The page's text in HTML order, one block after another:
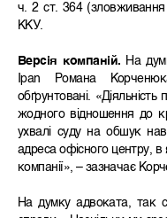
ч. 2 ст. 364
ККУ.
Версія компаній. На
Ipan Романа
обґрунтовані.
жодного відношення до
ухвалі суду на обшук
адреса офісного центру,
компанії», – зазначає
На думку адвоката, так